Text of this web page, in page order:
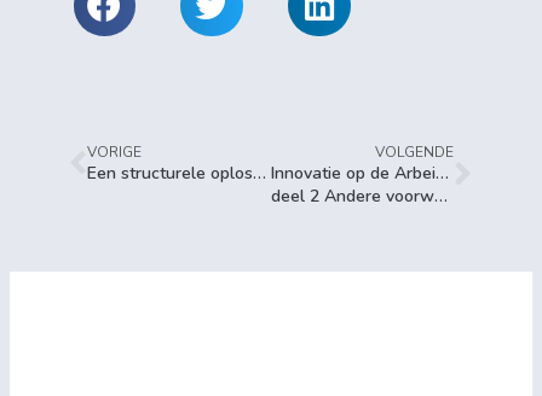
VORIGE
Een structurele oplossing in plaats van pleisters plakken
VOLGENDE
Innovatie op de Arbeidsmarkt:
deel 2 Andere voorwaarden